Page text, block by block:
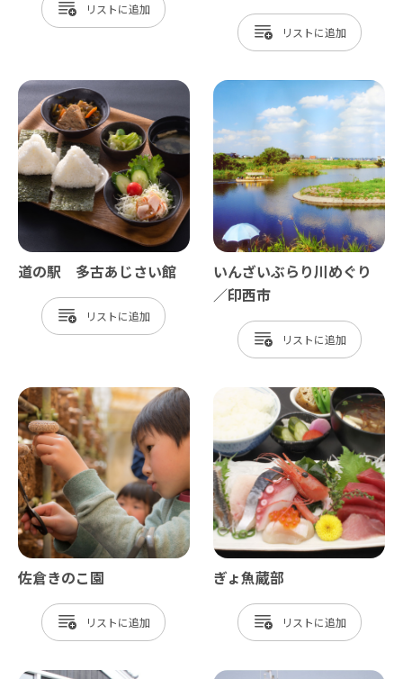
リスト
リスト
道の駅 多古あじさい館
リスト
いんざいぶらり川めぐり
／印西市
リスト
佐倉きのこ園
リスト
ぎょ魚蔵部
リスト